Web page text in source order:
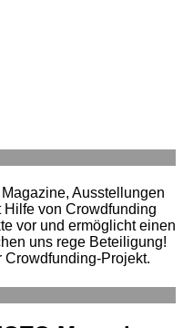
Ausstellungen
von Crowdfunding
vor und ermöglicht einen
uns rege Beteiligung!
Crowdfunding-Projekt.